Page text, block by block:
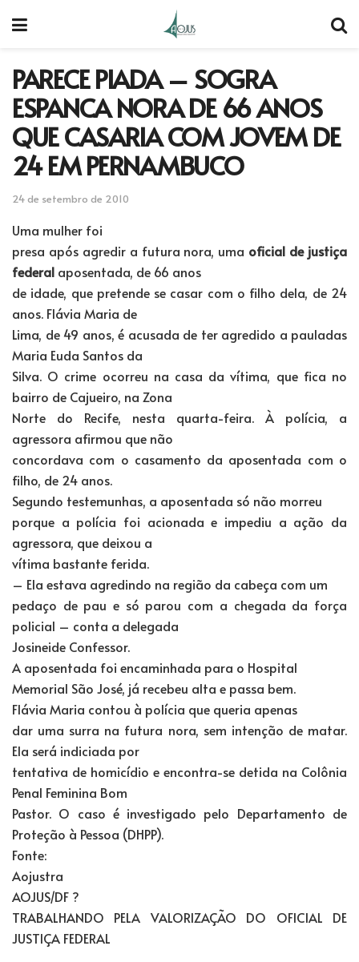
PARECE PIADA – SOGRA
ESPANCA NORA DE 66 ANOS
QUE CASARIA COM JOVEM DE
24 EM PERNAMBUCO
24 de setembro de 2010
Uma mulher foi
presa após agredir a futura nora, uma oficial de justiça
federal aposentada, de 66 anos
de idade, que pretende se casar com o filho dela, de 24
anos. Flávia Maria de
Lima, de 49 anos, é acusada de ter agredido a pauladas
Maria Euda Santos da
Silva. O crime ocorreu na casa da vítima, que fica no
bairro de Cajueiro, na Zona
Norte do Recife, nesta quarta-feira. À polícia, a
agressora afirmou que não
concordava com o casamento da aposentada com o
filho, de 24 anos.
Segundo testemunhas, a aposentada só não morreu
porque a polícia foi acionada e impediu a ação da
agressora, que deixou a
vítima bastante ferida.
– Ela estava agredindo na região da cabeça com um
pedaço de pau e só parou com a chegada da força
policial – conta a delegada
Josineide Confessor.
A aposentada foi encaminhada para o Hospital
Memorial São José, já recebeu alta e passa bem.
Flávia Maria contou à polícia que queria apenas
dar uma surra na futura nora, sem intenção de matar.
Ela será indiciada por
tentativa de homicídio e encontra-se detida na Colônia
Penal Feminina Bom
Pastor. O caso é investigado pelo Departamento de
Proteção à Pessoa (DHPP).
Fonte:
Aojustra
AOJUS/DF ?
TRABALHANDO PELA VALORIZAÇÃO DO OFICIAL DE
JUSTIÇA FEDERAL